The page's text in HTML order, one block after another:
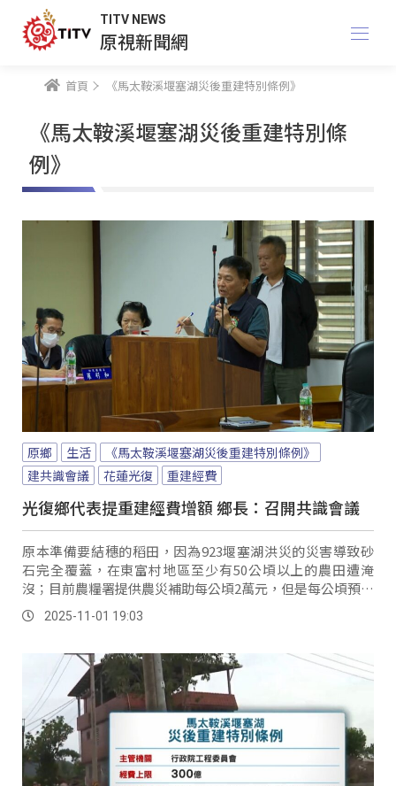
TITV NEWS
原視新聞網
首頁 《馬太鞍溪堰塞湖災後重建特別條例》
《馬太鞍溪堰塞湖災後重建特別條
例》
原鄉 生活
《馬太鞍溪堰塞湖災後重建特別條例》
建共識會議
花蓮光復 重建經費
光復鄉代表提重建經費增額 鄉長：召開共識會議
原本準備要結穗的稻田，因為923堰塞湖洪災的災害導致砂
石完全覆蓋，在東富村地區至少有50公頃以上的農田遭淹
沒；目前農糧署提供農災補助每公頃2萬元，但是每公頃預估
成本8萬對農民是很大的負擔，有代表提出增額的建議。
2025-11-01 19:03